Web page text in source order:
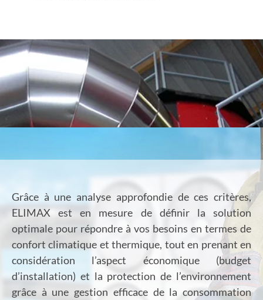
Grâce à une analyse approfondie de ces critères,
ELIMAX est en mesure de définir la solution
optimale pour répondre à vos besoins en termes de
confort climatique et thermique, tout en prenant en
considération l’aspect économique (budget
d’installation) et la protection de l’environnement
grâce à une gestion efficace de la consommation